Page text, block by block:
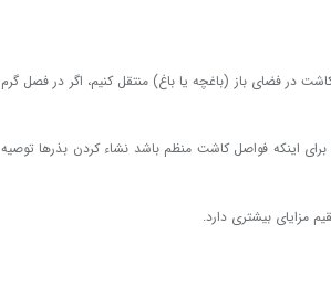
در فضای باز (باغچه یا باغ) منتقل کنیم، اگر در فصل گرم
اینکه فواصل کاشت منظم باشد نشاء کردن بذرها توصیه
مزایای بیشتری دارد.